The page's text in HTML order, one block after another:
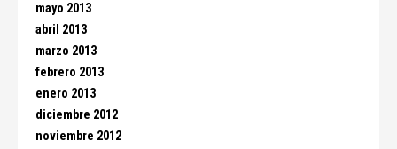
mayo 2013
abril 2013
marzo 2013
febrero 2013
enero 2013
diciembre 2012
noviembre 2012